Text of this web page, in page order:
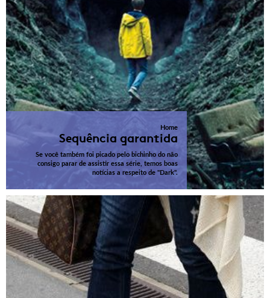
Home
Sequência garantida
Se você também foi picado pelo bichinho do não
consigo parar de assistir essa série, temos boas
notícias a respeito de "Dark".